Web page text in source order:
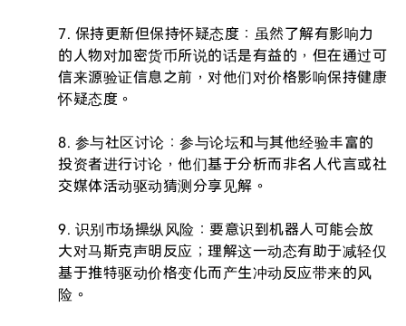
7. 保持更新但保持怀疑态度：虽然了解有影响力
的人物对加密货币所说的话是有益的，但在通过可
信来源验证信息之前，对他们对价格影响保持健康
怀疑态度。
8. 参与社区讨论：参与论坛和与其他经验丰富的
投资者进行讨论，他们基于分析而非名人代言或社
交媒体活动驱动猜测分享见解。
9. 识别市场操纵风险：要意识到机器人可能会放
大对马斯克声明反应；理解这一动态有助于减轻仅
基于推特驱动价格变化而产生冲动反应带来的风
险。